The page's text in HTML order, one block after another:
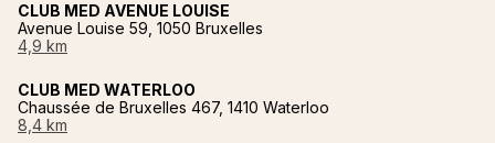
CLUB MED AVENUE LOUISE
Avenue Louise 59, 1050 Bruxelles
4,9 km
CLUB MED WATERLOO
Chaussée de Bruxelles 467, 1410 Waterloo
8,4 km